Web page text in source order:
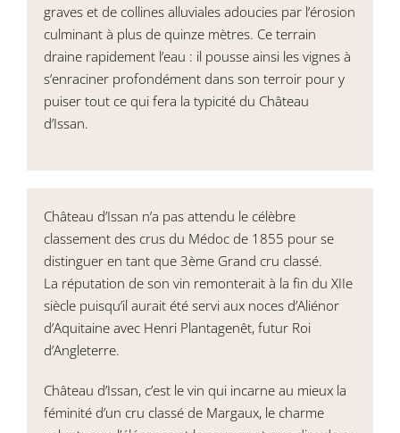
graves et de collines alluviales adoucies par l’érosion
culminant à plus de quinze mètres. Ce terrain
draine rapidement l’eau : il pousse ainsi les vignes à
s’enraciner profondément dans son terroir pour y
puiser tout ce qui fera la typicité du Château
d’Issan.
Château d’Issan n’a pas attendu le célèbre
classement des crus du Médoc de 1855 pour se
distinguer en tant que 3ème Grand cru classé.
La réputation de son vin remonterait à la fin du XIIe
siècle puisqu’il aurait été servi aux noces d’Aliénor
d’Aquitaine avec Henri Plantagenêt, futur Roi
d’Angleterre.
Château d’Issan, c’est le vin qui incarne au mieux la
féminité d’un cru classé de Margaux, le charme